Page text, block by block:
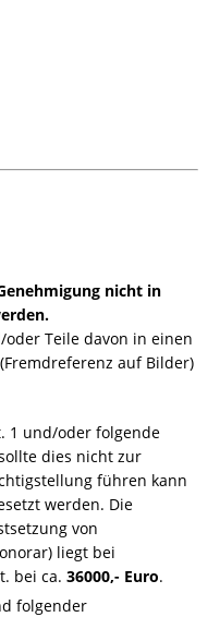
nicht in
Teile davon in einen
auf Bilder)
1 und/oder folgende
dies nicht zur
führen kann
werden. Die
von
liegt bei
bei ca. 36000,- Euro.
folgender